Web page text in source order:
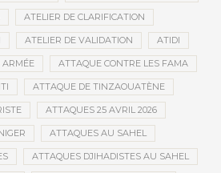
ATELIER DE CLARIFICATION
ATELIER DE VALIDATION ATIDI
ATTAQUE CONTRE LES FAMA
ATTAQUE DE TINZAOUATÈNE
ATTAQUES 25 AVRIL 2026
ATTAQUES AU SAHEL
ATTAQUES DJIHADISTES AU SAHEL